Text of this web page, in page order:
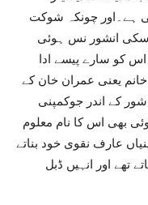
ہے۔اور چونکہ شوکت
انشور نس ہوئی
کو سارے پیسے ادا
یعنی عمران خان کے
کے اندر جوکمپنی
بھی اس کا نام معلوم
عارف نقوی خود بناتے
تھے اور انہیں ڈبل